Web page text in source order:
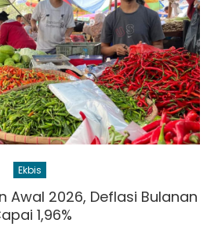
Ekbis
Awal 2026, Deflasi Bulanan
1,96%